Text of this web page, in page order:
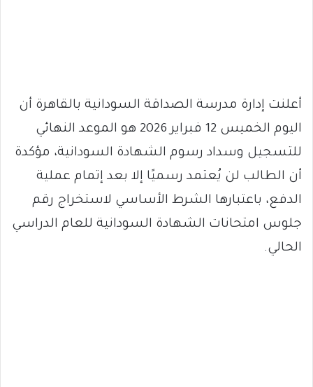
أعلنت إدارة مدرسة الصداقة السودانية بالقاهرة أن
اليوم الخميس 12 فبراير 2026 هو الموعد النهائي
للتسجيل وسداد رسوم الشهادة السودانية، مؤكدة
أن الطالب لن يُعتمد رسميًا إلا بعد إتمام عملية
الدفع، باعتبارها الشرط الأساسي لاستخراج رقم
جلوس امتحانات الشهادة السودانية للعام الدراسي
الحالي.